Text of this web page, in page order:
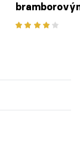
špenátem